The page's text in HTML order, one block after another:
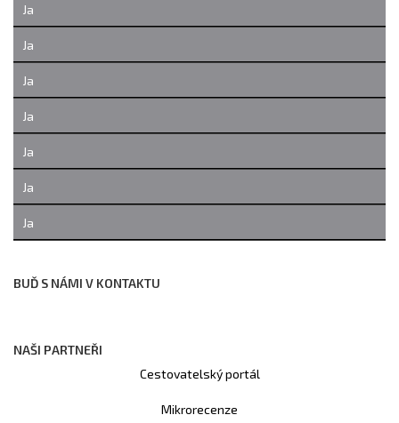
Ja
Ja
Ja
Ja
Ja
Ja
Ja
BUĎ S NÁMI V KONTAKTU
NAŠI PARTNEŘI
Cestovatelský portál
Mikrorecenze